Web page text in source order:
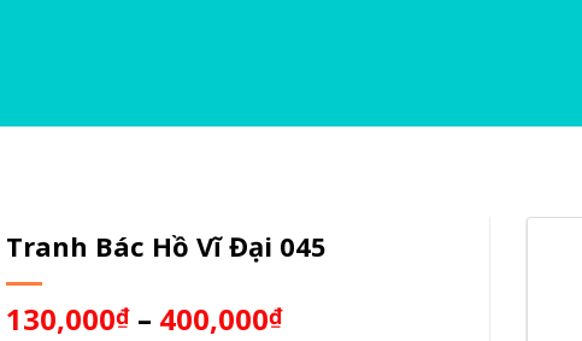
Tranh Bác Hồ Vĩ Đại 045
130,000₫– 400,000₫